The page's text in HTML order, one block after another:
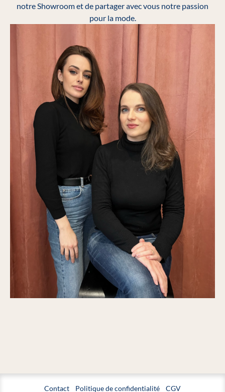
notre Showroom et de partager avec vous notre passion
pour la mode.
Contact Politique de confidentialité CGV